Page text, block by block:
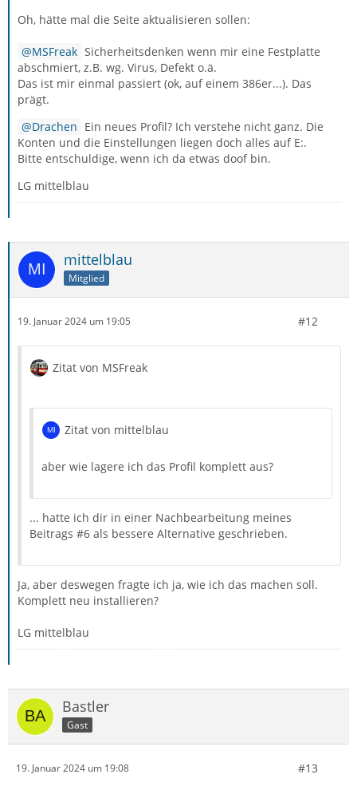
Oh, hätte mal die Seite aktualisieren sollen:
MSFreak Sicherheitsdenken wenn mir eine Festplatte
abschmiert, z.B. wg. Virus, Defekt o.ä.
Das ist mir einmal passiert (ok, auf einem 386er...). Das
prägt.
Drachen Ein neues Profil? Ich verstehe nicht ganz. Die
Konten und die Einstellungen liegen doch alles auf E:.
Bitte entschuldige, wenn ich da etwas doof bin.
LG mittelblau
mittelblau
Mitglied
19. Januar 2024 um 19:05 #12
Zitat von MSFreak
Zitat von mittelblau
aber wie lagere ich das Profil komplett aus?
... hatte ich dir in einer Nachbearbeitung meines
Beitrags #6 als bessere Alternative geschrieben.
Ja, aber deswegen fragte ich ja, wie ich das machen soll.
Komplett neu installieren?
LG mittelblau
Bastler
Gast
19. Januar 2024 um 19:08 #13